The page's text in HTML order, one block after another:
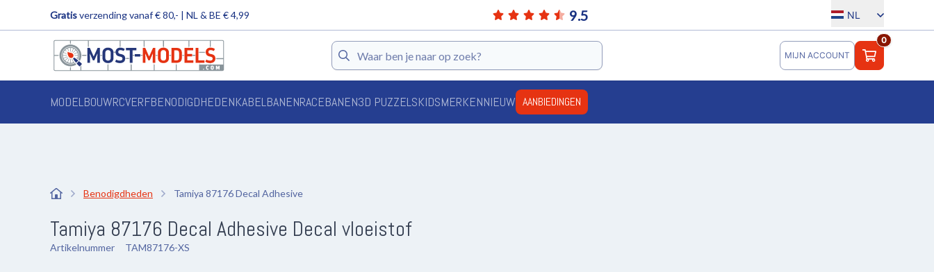
9.5
Gratisverzending vanaf € 80,- | NL & BE € 4,99 NL
MIJN ACCOUNT
0
Zoeken
MODELBOUWRCVERFBENODIGDHEDENKABELBANENRACEBANEN3D PUZZELSKIDSMERKENNIEUW AANBIEDINGEN
Benodigdheden Tamiya 87176 Decal Adhesive
Tamiya 87176 Decal Adhesive Decal vloeistof
Artikelnummer TAM87176-XS